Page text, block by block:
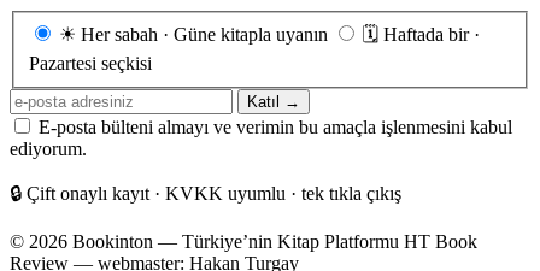
Gönderim
☀ Her sabah · Güne kitapla uyanın 🗓 Haftada bir ·
Pazartesi seçkisi
E-
posta
adresiniz
Katıl →
E-posta bülteni almayı ve verimin bu amaçla işlenmesini kabul
ediyorum.
🔒 Çift onaylı kayıt · KVKK uyumlu · tek tıkla çıkış
© 2026 Bookinton — Türkiye’nin Kitap Platformu HT Book
Review — webmaster: Hakan Turgay